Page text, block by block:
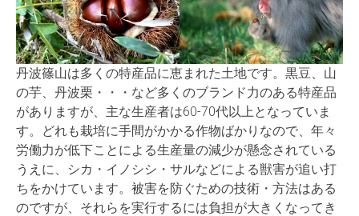
丹波篠山は多くの特産品に恵まれた土地です。黒豆、山
の芋、丹波栗・・・など多くのブランド力のある特産品
がありますが、主な生産者は60-70代以上となっていま
す。どれも栽培に手間がかかる作物ばかりなので、年々
労働力が低下ことによる生産量の減少が懸念されている
うえに、シカ・イノシシ・サルなどによる獣害が追い打
ちをかけています。被害を防ぐための技術・方法はある
のですが、それらを実行するには負担が大きくなってき